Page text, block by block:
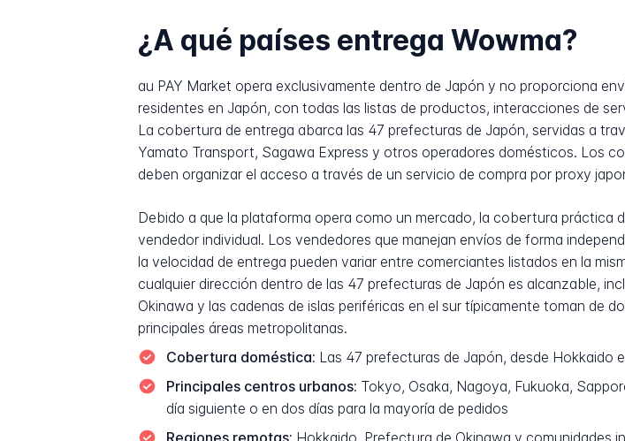
¿A qué países entrega Wowma?
au PAY Market opera exclusivamente dentro de Japón y no proporciona
residentes en Japón, con todas las listas de productos, interacciones de
La cobertura de entrega abarca las 47 prefecturas de Japón, servidas a
Yamato Transport, Sagawa Express y otros operadores domésticos. Los
deben organizar el acceso a través de un servicio de compra por proxy
Debido a que la plataforma opera como un mercado, la cobertura
vendedor individual. Los vendedores que manejan envíos de forma
la velocidad de entrega pueden variar entre comerciantes listados en la
cualquier dirección dentro de las 47 prefecturas de Japón es alcanzable,
Okinawa y las cadenas de islas periféricas en el sur típicamente toman de
principales áreas metropolitanas.
Cobertura doméstica: Las 47 prefecturas de Japón, desde Hokkaido
Principales centros urbanos: Tokyo, Osaka, Nagoya, Fukuoka,
día siguiente o en dos días para la mayoría de pedidos